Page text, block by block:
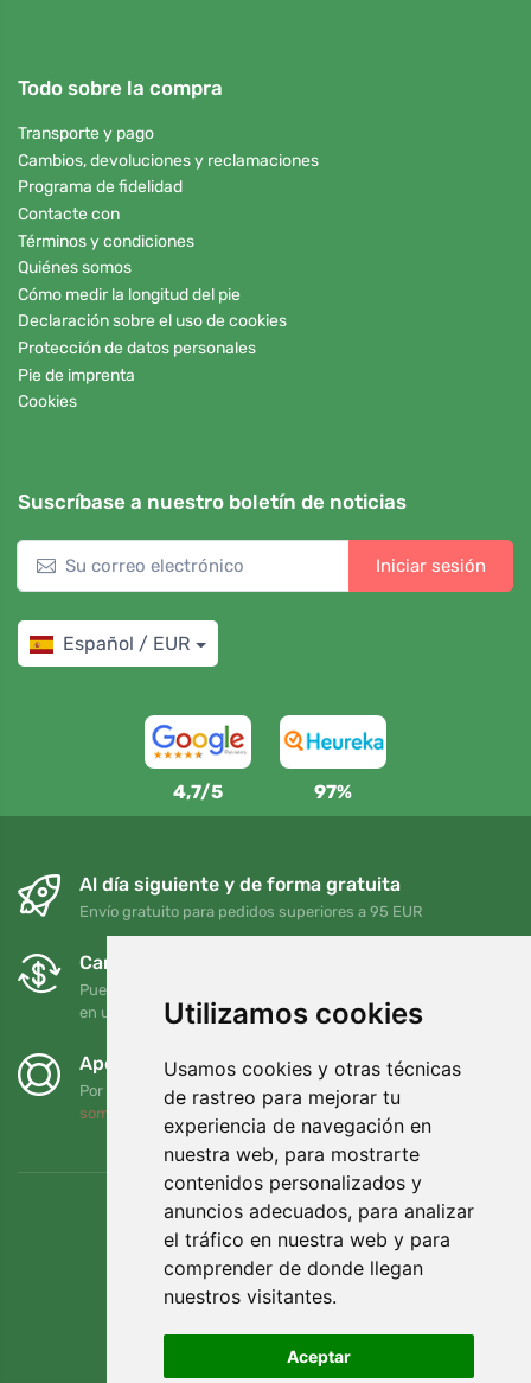
Utilizamos cookies
Usamos cookies y otras técnicas
de rastreo para mejorar tu
experiencia de navegación en
nuestra web, para mostrarte
contenidos personalizados y
anuncios adecuados, para analizar
el tráfico en nuestra web y para
comprender de donde llegan
nuestros visitantes.
Aceptar
Todo sobre la compra
Transporte y pago
Cambios, devoluciones y reclamaciones
Programa de fidelidad
Contacte con
Términos y condiciones
Quiénes somos
Cómo medir la longitud del pie
Declaración sobre el uso de cookies
Protección de datos personales
Pie de imprenta
Cookies
Suscríbase a nuestro boletín de noticias
Iniciar sesión
Español / EUR
4,7/5 97%
Al día siguiente y de forma gratuita
Envío gratuito para pedidos superiores a 95 EUR
Cambios y devoluciones gratuitos
Puede devolver o cambiar su pedido en cualquier momento
en un plazo de 90 días
Apoyamos a Trees.org
Por cada pedido plantamos un árbol. Leer más
somos